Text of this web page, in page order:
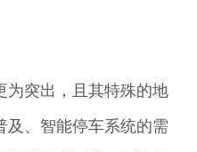
为突出，且其特殊的地
及、智能停车系统的需